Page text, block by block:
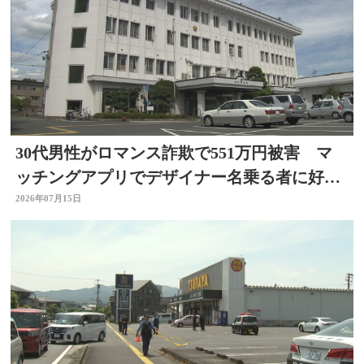
30代男性がロマンス詐欺で551万円被害 マ
ッチングアプリでデザイナー名乗る者に好意
抱く 大分
2026年07月15日